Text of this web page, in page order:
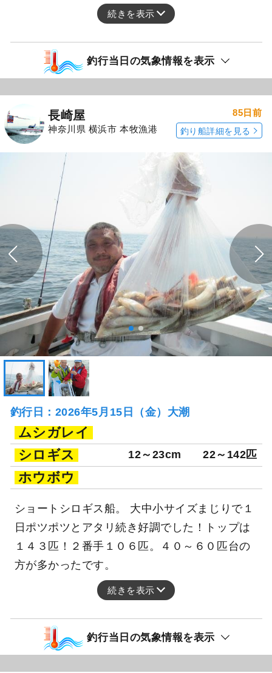
続きを表示
釣行当日の気象情報を表示
長崎屋
神奈川県 横浜市 本牧漁港
85日前
釣り船詳細を見る
釣行日：2026年5月15日（金）大潮
ムシガレイ
シロギス
12～23cm 22～142匹
ホウボウ
ショートシロギス船。 大中小サイズまじりで１
日ポツポツとアタリ続き好調でした！トップは
１４３匹！２番手１０６匹。４０～６０匹台の
方が多かったです。
続きを表示
釣行当日の気象情報を表示